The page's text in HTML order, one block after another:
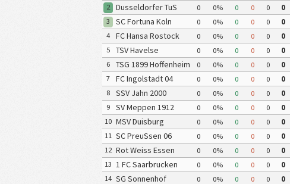
Aachen
2
Dusseldorfer TuS
Fortuna 1895
0 0% 0 0 0
0
3
SC Fortuna Koln 0 0% 0 0 0
0
4
FC Hansa Rostock 0 0% 0 0 0
0
5
TSV Havelse 0 0% 0 0 0
0
6
TSG 1899 Hoffenheim
II
0 0% 0 0 0
0
7
FC Ingolstadt 04 0 0% 0 0 0
0
8
SSV Jahn 2000
Regensburg
0 0% 0 0 0
0
9
SV Meppen 1912 0 0% 0 0 0
0
10 MSV Duisburg 0 0% 0 0 0
0
11 SC PreuSsen 06
Munster
0 0% 0 0 0
0
12 Rot Weiss Essen 0 0% 0 0 0
0
13 1 FC Saarbrucken 0 0% 0 0 0
0
14 SG Sonnenhof
0 0% 0 0 0
0